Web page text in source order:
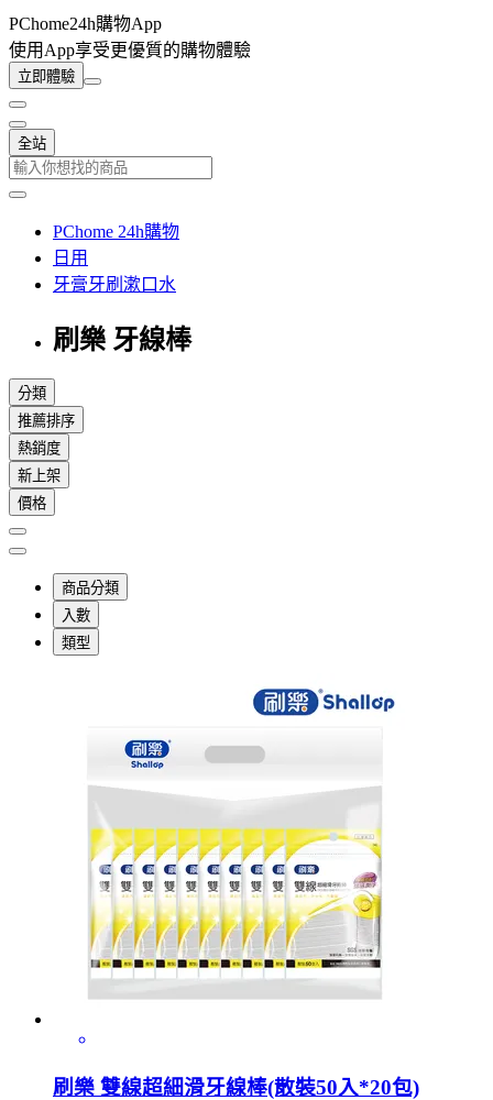
PChome24h購物App
使用App享受更優質的購物體驗
立即體驗
全站
PChome 24h購物
日用
牙膏牙刷漱口水
刷樂 牙線棒
分類
推薦排序
熱銷度
新上架
價格
商品分類
入數
類型
刷樂 雙線超細滑牙線棒(散裝50入*20包)